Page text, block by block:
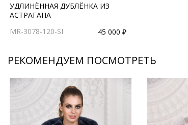
УДЛИНЁННАЯ ДУБЛЁНКА ИЗ
АСТРАГАНА
MR-3078-120-SI
45 000 ₽
РЕКОМЕНДУЕМ ПОСМОТРЕТЬ